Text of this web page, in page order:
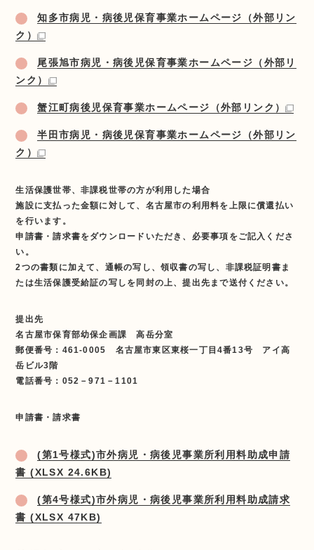
知多市病児・病後児保育事業ホームページ（外部リン
ク）
尾張旭市病児・病後児保育事業ホームページ（外部リ
ンク）
蟹江町病後児保育事業ホームページ（外部リンク）
半田市病児・病後児保育事業ホームページ（外部リン
ク）
生活保護世帯、非課税世帯の方が利用した場合
施設に支払った金額に対して、名古屋市の利用料を上限に償還払い
を行います。
申請書・請求書をダウンロードいただき、必要事項をご記入くださ
い。
2つの書類に加えて、通帳の写し、領収書の写し、非課税証明書ま
たは生活保護受給証の写しを同封の上、提出先まで送付ください。
提出先
名古屋市保育部幼保企画課 高岳分室
郵便番号：461-0005 名古屋市東区東桜一丁目4番13号 アイ高
岳ビル3階
電話番号：052－971－1101
申請書・請求書
(第1号様式)市外病児・病後児事業所利用料助成申請
書 (XLSX 24.6KB)
(第4号様式)市外病児・病後児事業所利用料助成請求
書 (XLSX 47KB)